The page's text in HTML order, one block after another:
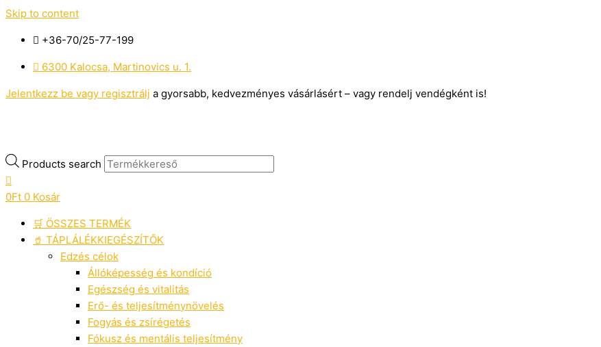
Skip to content
+36-70/25-77-199
6300 Kalocsa, Martinovics u. 1.
Jelentkezz be vagy regisztrálj a gyorsabb, kedvezményes vásárlásért – vagy rendelj vendégként is!
Products search
0Ft 0 Kosár
🛒 ÖSSZES TERMÉK
🥤 TÁPLÁLÉKKIEGÉSZÍTŐK
Edzés célok
Állóképesség és kondíció
Egészség és vitalitás
Erő- és teljesítménynövelés
Fogyás és zsírégetés
Fókusz és mentális teljesítmény